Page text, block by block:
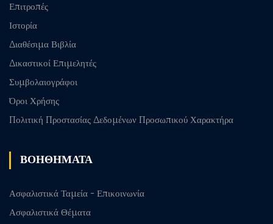
Επιτροπές
Ιστορία
Διαθέσιμα Βιβλία
Δικαστικοί Επιμελητές
Συμβολαιογράφοι
Όροι Χρήσης
Πολιτική Προστασίας Δεδομένων Προσωπικού Χαρακτήρα
ΒΟΗΘΗΜΑΤΑ
Ασφαλιστικά Ταμεία - Επικοινωνία
Ασφαλιστικά Θέματα